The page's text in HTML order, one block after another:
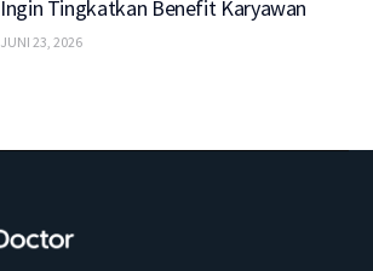
Ingin Tingkatkan Benefit Karyawan
JUNI 23, 2026